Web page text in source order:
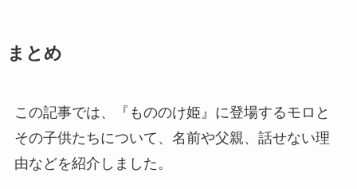
まとめ
この記事では、『もののけ姫』に登場するモロと
その子供たちについて、名前や父親、話せない理
由などを紹介しました。